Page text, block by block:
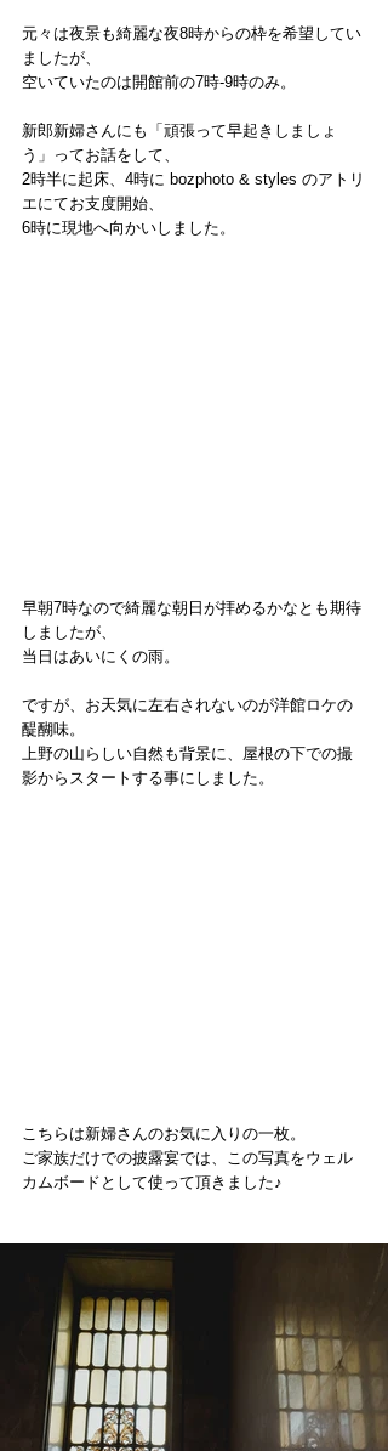
元々は夜景も綺麗な夜8時からの枠を希望してい
ましたが、
空いていたのは開館前の7時-9時のみ。
新郎新婦さんにも「頑張って早起きしましょ
う」ってお話をして、
2時半に起床、4時に bozphoto & styles のアトリ
エにてお支度開始、
6時に現地へ向かいしました。
早朝7時なので綺麗な朝日が拝めるかなとも期待
しましたが、
当日はあいにくの雨。
ですが、お天気に左右されないのが洋館ロケの
醍醐味。
上野の山らしい自然も背景に、屋根の下での撮
影からスタートする事にしました。
こちらは新婦さんのお気に入りの一枚。
ご家族だけでの披露宴では、この写真をウェル
カムボードとして使って頂きました♪